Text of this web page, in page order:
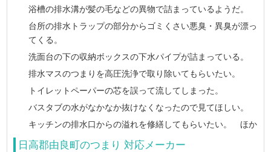
浴槽の排水溝が髪の毛などの異物で詰まっているようだ。
台所の排水トラップの部分からゴミくさい悪臭・異臭が漂っ
てくる。
洗面台の下の収納ボックスの下水パイプが詰まっている。
排水マスのつまりを高圧洗浄で取り除いてもらいたい。
トイレットペーパーの芯を誤って流してしまった。
バスタブの水がなかなか抜けなくなったので見てほしい。
キッチンの排水口からの溢れを修繕してもらいたい。 ほか
日高郡由良町のつまり 対応メーカー